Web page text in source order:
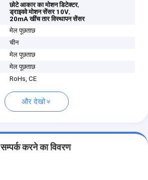
छोटे आकार का मोशन डिटेक्टर,
ड्राइववे मोशन सेंसर 10V,
20mA खींच तार विस्थापन सेंसर
मेल पूछताछ
चीन
मेल पूछताछ
मेल पूछताछ
RoHs, CE
और देखो
सम्पर्क करने का विवरण